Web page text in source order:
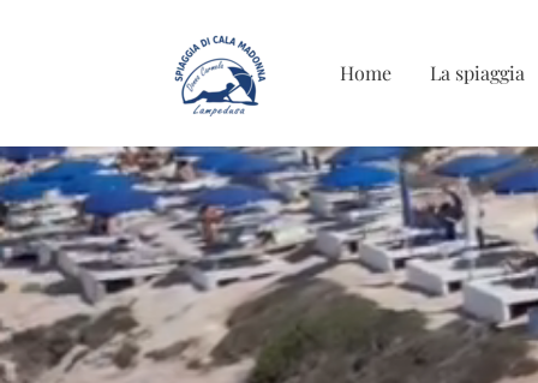
Home La spiaggia